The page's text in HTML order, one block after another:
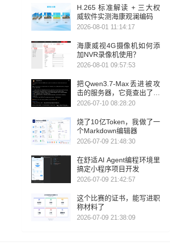
H.265 标准解读 + 三大权
威软件实测海康观澜编码
2026-08-01 11:14:17
海康威视4G摄像机如何添
加NVR录像机使用？
2026-08-01 09:57:53
把Qwen3.7-Max丢进被攻
击的服务器，它竟查出了暴
力破解！
2026-07-10 08:28:20
烧了10亿Token，我做了一
个Markdown编辑器
2026-07-09 21:48:30
在舒适AI Agent编程环境里
搞定小程序项目开发
2026-07-09 21:42:57
这个比赛的证书，能写进职
称材料了
2026-07-09 21:38:09